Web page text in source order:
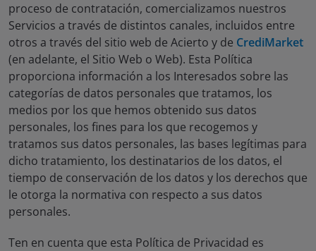
proceso de contratación, comercializamos nuestros
Servicios a través de distintos canales, incluidos entre
otros a través del sitio web de Acierto y de CrediMarket
(en adelante, el Sitio Web o Web). Esta Política
proporciona información a los Interesados sobre las
categorías de datos personales que tratamos, los
medios por los que hemos obtenido sus datos
personales, los fines para los que recogemos y
tratamos sus datos personales, las bases legítimas para
dicho tratamiento, los destinatarios de los datos, el
tiempo de conservación de los datos y los derechos que
le otorga la normativa con respecto a sus datos
personales.
Ten en cuenta que esta Política de Privacidad es